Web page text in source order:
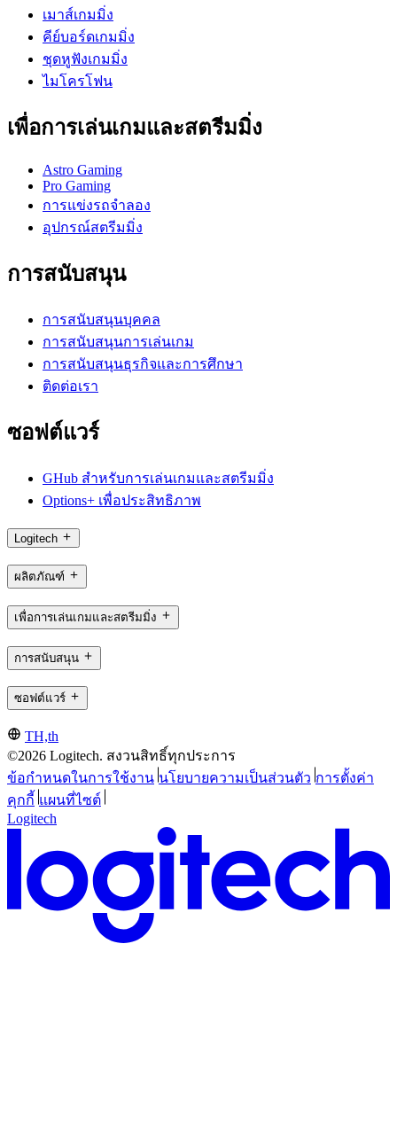
เมาส์เกมมิ่ง
คีย์บอร์ดเกมมิ่ง
ชุดหูฟังเกมมิ่ง
ไมโครโฟน
เพื่อการเล่นเกมและสตรีมมิ่ง
Astro Gaming
Pro Gaming
การแข่งรถจำลอง
อุปกรณ์สตรีมมิ่ง
การสนับสนุน
การสนับสนุนบุคคล
การสนับสนุนการเล่นเกม
การสนับสนุนธุรกิจและการศึกษา
ติดต่อเรา
ซอฟต์แวร์
GHub สำหรับการเล่นเกมและสตรีมมิ่ง
Options+ เพื่อประสิทธิภาพ
Logitech
ผลิตภัณฑ์
เพื่อการเล่นเกมและสตรีมมิ่ง
การสนับสนุน
ซอฟต์แวร์
TH,th
©2026 Logitech. สงวนสิทธิ์ทุกประการ
ข้อกำหนดในการใช้งาน นโยบายความเป็นส่วนตัว การตั้งค่า
คุกกี้ แผนที่ไซต์
Logitech